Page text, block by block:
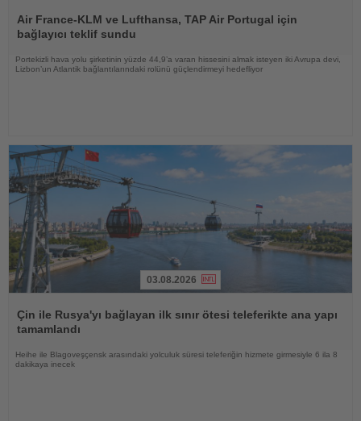
Oku
Air France-KLM ve Lufthansa, TAP Air Portugal için
bağlayıcı teklif sundu
Portekizli hava yolu şirketinin yüzde 44,9’a varan hissesini almak isteyen iki Avrupa devi,
Lizbon’un Atlantik bağlantılarındaki rolünü güçlendirmeyi hedefliyor
Oku
03.08.2026
Çin ile Rusya'yı bağlayan ilk sınır ötesi teleferikte ana yapı
tamamlandı
Heihe ile Blagoveşçensk arasındaki yolculuk süresi teleferiğin hizmete girmesiyle 6 ila 8
dakikaya inecek